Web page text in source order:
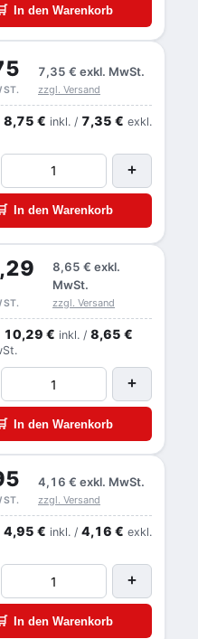
In den Warenkorb
7,35 € exkl. MwSt.
zzgl. Versand
8,75 € inkl. / 7,35 € exkl.
+
In den Warenkorb
8,65 € exkl.
MwSt.
zzgl. Versand
10,29 € inkl. / 8,65 €
+
In den Warenkorb
4,16 € exkl. MwSt.
zzgl. Versand
4,95 € inkl. / 4,16 € exkl.
+
In den Warenkorb